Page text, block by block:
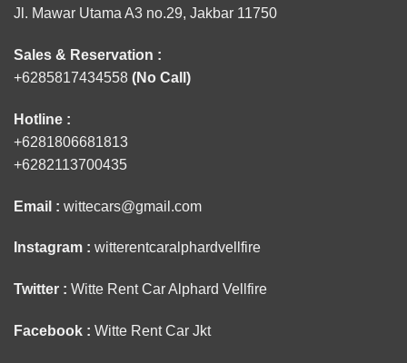
Jl. Mawar Utama A3 no.29, Jakbar 11750
Sales & Reservation :
+6285817434558 (No Call)
Hotline :
+6281806681813
+6282113700435
Email : wittecars@gmail.com
Instagram : witterentcaralphardvellfire
Twitter : Witte Rent Car Alphard Vellfire
Facebook : Witte Rent Car Jkt